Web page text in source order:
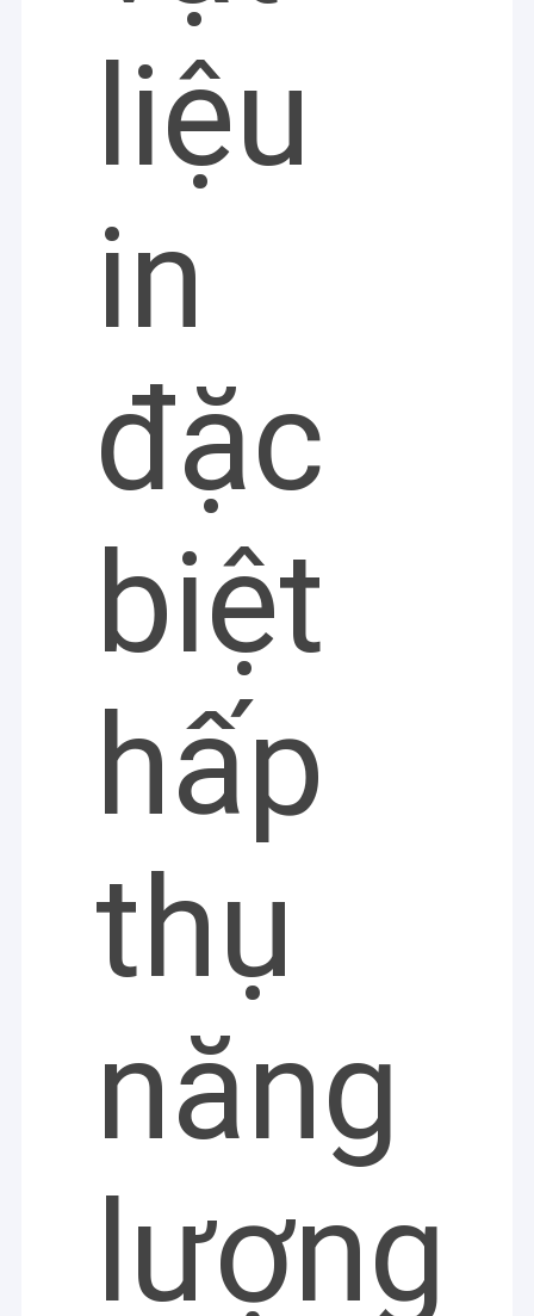
liệu
in
đặc
biệt
hấp
thụ
năng
lượng